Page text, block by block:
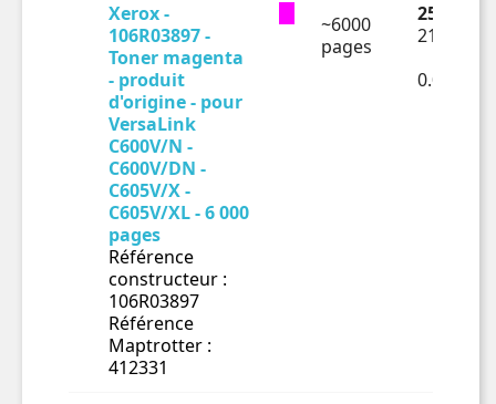
Xerox -
106R03897 -
Toner magenta
- produit
d'origine - pour
VersaLink
C600V/N -
C600V/DN -
C605V/X -
C605V/XL - 6 000
pages
Référence
constructeur :
106R03897
Référence
Maptrotter :
412331
~6000
pages
253.58 €
211.32 €